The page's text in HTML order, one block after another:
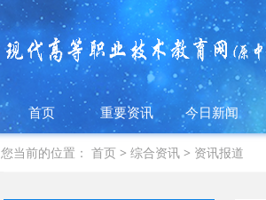
首页 重要资讯 今日新闻
您当前的位置：首页 >综合资讯 > 资讯报道